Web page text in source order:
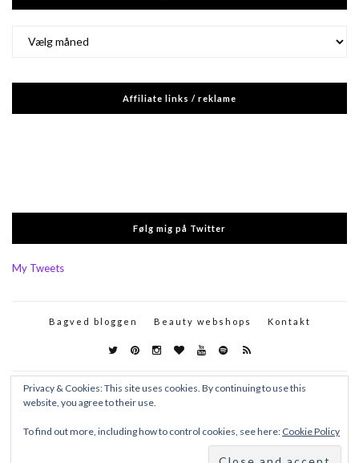
Affiliate links / reklame
Følg mig på Twitter
My Tweets
Bagved bloggen Beauty webshops Kontakt
Privacy & Cookies: This site uses cookies. By continuing to use this
website, you agree to their use.
To find out more, including how to control cookies, see here: Cookie Policy